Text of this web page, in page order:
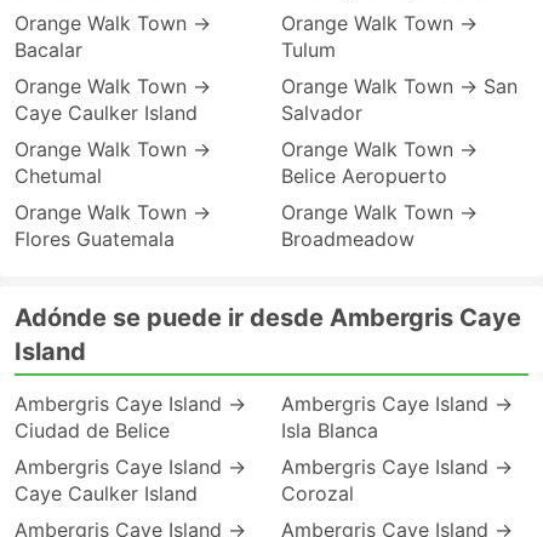
Orange Walk Town →
Bacalar
Orange Walk Town →
Caye Caulker Island
Orange Walk Town →
Chetumal
Orange Walk Town →
Flores Guatemala
Orange Walk Town →
Tulum
Orange Walk Town → San
Salvador
Orange Walk Town →
Belice Aeropuerto
Orange Walk Town →
Broadmeadow
Adónde se puede ir desde Ambergris Caye
Island
Ambergris Caye Island →
Ciudad de Belice
Ambergris Caye Island →
Caye Caulker Island
Ambergris Caye Island →
Ambergris Caye Island →
Isla Blanca
Ambergris Caye Island →
Corozal
Ambergris Caye Island →